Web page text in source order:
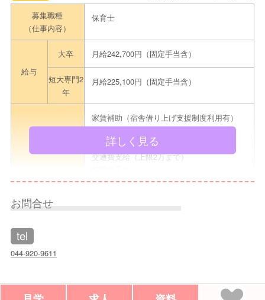
詳しく見る
募集職種
（仕事内容）
保育士
給与
大卒 月給242,700円（固定手当含）
短大専門2
年
月給225,100円（固定手当含）
家賃補助（宿舎借り上げ支援制度利用有）
処遇改善費
交通費支給（上限2万まで）
就業時間
休日・休暇
資格 保育士
お問合せ
tel
044-920-9611